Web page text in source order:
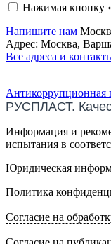
Нажимая кнопку
Напишите нам
Адрес: Москва,
Все адреса и
Антикоррупционная
РУСПЛАСТ.
Информация и
испытания в
Юридическая
Политика
Согласие на